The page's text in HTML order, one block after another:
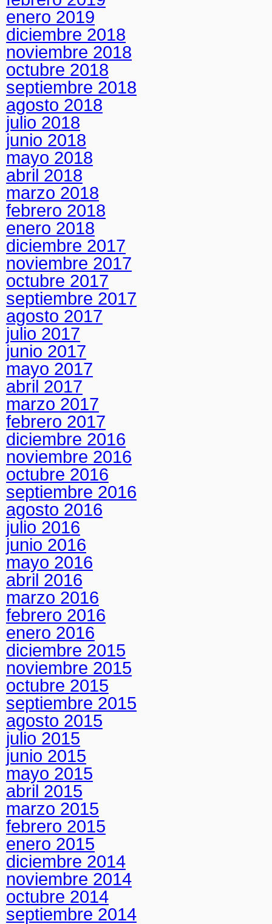
enero 2019
diciembre 2018
noviembre 2018
octubre 2018
septiembre 2018
agosto 2018
julio 2018
junio 2018
mayo 2018
abril 2018
marzo 2018
febrero 2018
enero 2018
diciembre 2017
noviembre 2017
octubre 2017
septiembre 2017
agosto 2017
julio 2017
junio 2017
mayo 2017
abril 2017
marzo 2017
febrero 2017
diciembre 2016
noviembre 2016
octubre 2016
septiembre 2016
agosto 2016
julio 2016
junio 2016
mayo 2016
abril 2016
marzo 2016
febrero 2016
enero 2016
diciembre 2015
noviembre 2015
octubre 2015
septiembre 2015
agosto 2015
julio 2015
junio 2015
mayo 2015
abril 2015
marzo 2015
febrero 2015
enero 2015
diciembre 2014
noviembre 2014
octubre 2014
septiembre 2014